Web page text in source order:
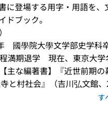
に登場する用字・用語を、
ブック。
國學院大學文学部史学科
満期退学　現在、東京大学
主な編著書】『近世前期の
と村社会』（吉川弘文館
す